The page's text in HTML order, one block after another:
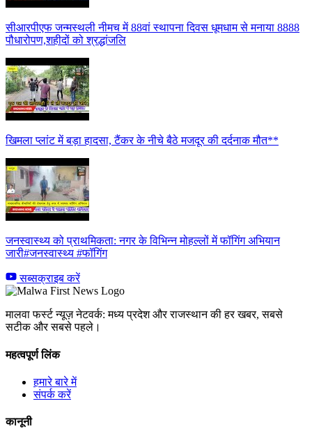
सीआरपीएफ जन्मस्थली नीमच में 88वां स्थापना दिवस धूमधाम से मनाया 8888
पौधारोपण,शहीदों को श्रद्धांजलि
खिमला प्लांट में बड़ा हादसा, टैंकर के नीचे बैठे मजदूर की दर्दनाक मौत**
जनस्वास्थ्य को प्राथमिकता: नगर के विभिन्न मोहल्लों में फॉगिंग अभियान
जारी#जनस्वास्थ्य #फॉगिंग
सब्सक्राइब करें
मालवा फर्स्ट न्यूज़ नेटवर्क: मध्य प्रदेश और राजस्थान की हर खबर, सबसे
सटीक और सबसे पहले।
महत्वपूर्ण लिंक
हमारे बारे में
संपर्क करें
कानूनी